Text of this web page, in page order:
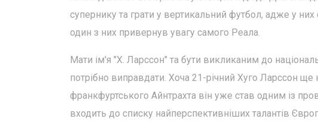
супернику та грати у вертикальний футбол, адже у них
один з них привернув увагу самого Реала.
Мати ім'я "Х. Ларссон" та бути викликаним до
потрібно виправдати. Хоча 21-річний Хуго Ларссон ще
франкфуртського Айнтрахта він уже став одним із
входить до списку найперспективніших талантів